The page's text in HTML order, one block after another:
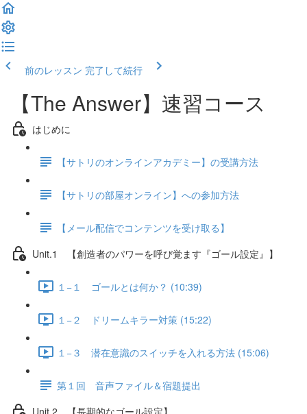
前のレッスン 完了して続行
【The Answer】速習コース
はじめに
【サトリのオンラインアカデミー】の受講方法
【サトリの部屋オンライン】への参加方法
【メール配信でコンテンツを受け取る】
Unit.1 【創造者のパワーを呼び覚ます『ゴール設定』】
１−１ ゴールとは何か？ (10:39)
１−２ ドリームキラー対策 (15:22)
１−３ 潜在意識のスイッチを入れる方法 (15:06)
第１回 音声ファイル＆宿題提出
Unit.2 【長期的なゴール設定】